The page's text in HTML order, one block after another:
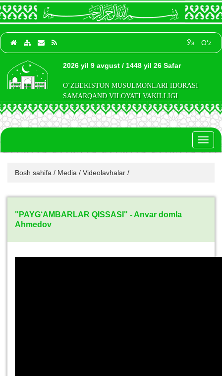
Ўз O‘z
2026 yil 9 avgust / 1448 yil 26 Safar
O‘ZBEKISTON MUSULMONLARI IDORASI
SAMARQAND VILOYATI VAKILLIGI
Bosh sahifa / Media / Videolavhalar /
"PAYG‘AMBARLAR QISSASI" - Anvar domla
Ahmedov